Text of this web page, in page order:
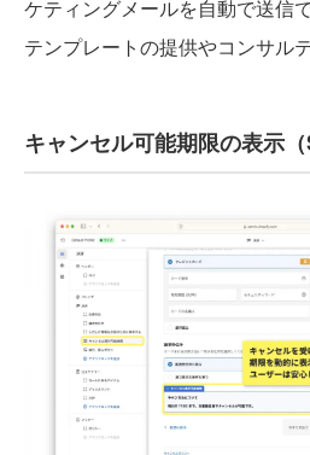
ケティングメールを自動で送信
テンプレートの提供やコンサル
キャンセル可能期限の表示